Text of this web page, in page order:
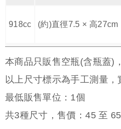
918cc (約)直徑7.5 × 高27cm
本商品只販售空瓶(含瓶蓋)
以上尺寸標示為手工測量，
最低販售單位：1個
共3種尺寸，售價：45至 65